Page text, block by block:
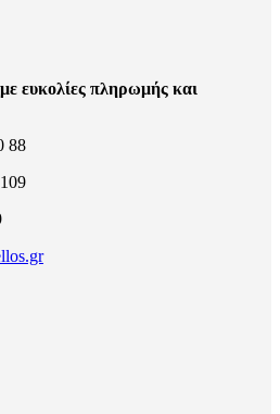
ευκολίες πληρωμής και
88